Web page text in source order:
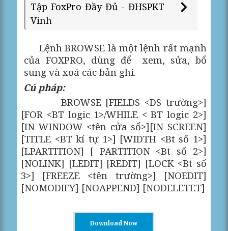
Tập FoxPro Đầy Đủ - ĐHSPKT
Vinh
Lệnh BROWSE là một lệnh rất mạnh
của FOXPRO, dùng để
xem, sửa, bổ
sung và xoá các bản ghi.
Cú pháp:
BROWSE [FIELDS <DS trường>]
[FOR <BT logic 1>/WHILE < BT logic 2>]
[IN WINDOW <tên cửa sổ>][IN SCREEN]
[TITLE <BT kí tự 1>] [WIDTH <Bt số 1>]
[LPARTITION] [ PARTITION <Bt số 2>]
[NOLINK] [LEDIT] [REDIT] [LOCK <Bt số
3>] [FREEZE <tên trường>] [NOEDIT]
[NOMODIFY] [NOAPPEND] [NODELETET]
Download Now